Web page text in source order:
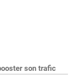
son trafic